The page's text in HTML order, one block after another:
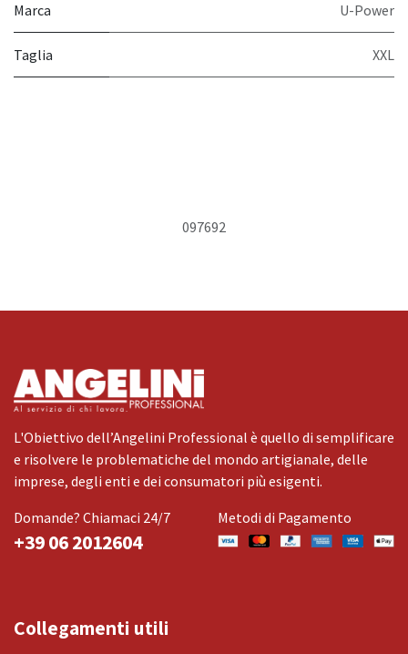
Marca U-Power
Taglia XXL
097692
L'Obiettivo dell’Angelini Professional è quello di semplificare
e risolvere le problematiche del mondo artigianale, delle
imprese, degli enti e dei consumatori più esigenti.
Domande? Chiamaci 24/7
+39 06 2012604
Metodi di Pagamento
Collegamenti utili